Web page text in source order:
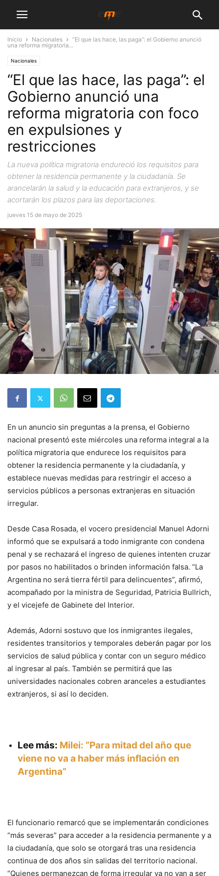
Inicio Nacionales
“El que las hace, las paga”: el Gobierno anunció
una reforma migratoria...
Nacionales
“El que las hace, las paga”: el
Gobierno anunció una
reforma migratoria con foco
en expulsiones y
restricciones
La nueva política migratoria endureció los requisitos para
obtener la residencia permanente y la ciudadanía. Se
arancelarán la salud y la educación para extranjeros, y se
acortarán los plazos para las deportaciones.
jueves 15 de mayo de 2025
En un anuncio sin preguntas a la prensa, el Gobierno
nacional presentó este miércoles una reforma integral a la
política migratoria que endurece los requisitos para
obtener la residencia permanente y la ciudadanía, y
establece nuevas medidas para restringir el acceso a
servicios públicos a personas extranjeras en situación
irregular.
Desde Casa Rosada, el vocero presidencial Manuel Adorni
informó que se expulsará a todo inmigrante con condena
penal y se rechazará el ingreso de quienes intenten cruzar
por pasos no habilitados o brinden información falsa. “La
Argentina no será tierra fértil para delincuentes”, afirmó,
acompañado por la ministra de Seguridad, Patricia Bullrich,
y el vicejefe de Gabinete del Interior.
Además, Adorni sostuvo que los inmigrantes ilegales,
residentes transitorios y temporales deberán pagar por los
servicios de salud pública y contar con un seguro médico
al ingresar al país. También se permitirá que las
universidades nacionales cobren aranceles a estudiantes
extranjeros, si así lo deciden.
Lee más: Milei: “Para mitad del año que
viene no va a haber más inflación en
Argentina”
El funcionario remarcó que se implementarán condiciones
“más severas” para acceder a la residencia permanente y a
la ciudadanía, que solo se otorgará tras una residencia
continua de dos años sin salidas del territorio nacional.
“Quienes permanezcan de forma irregular ya no van a ser